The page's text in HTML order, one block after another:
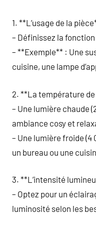
1. **L’usage de la
– Définissez la
– **Exemple** : Une
cuisine, une lampe
2. **La température
– Une lumière chaude
ambiance cosy et
– Une lumière froide
un bureau ou une
3. **L’intensité
– Optez pour un
luminosité selon les